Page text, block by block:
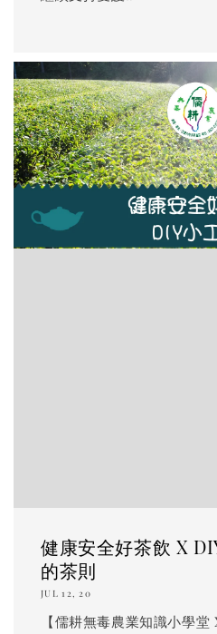
健康安全好茶飲 X
的茶則
JUL 12, 20
【儒耕無毒農業知識小學堂